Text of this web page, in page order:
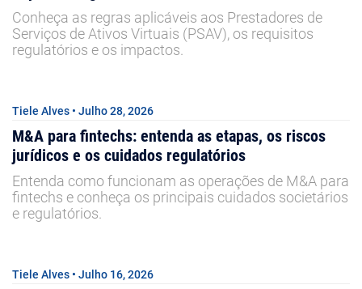
Conheça as regras aplicáveis aos Prestadores de
Serviços de Ativos Virtuais (PSAV), os requisitos
regulatórios e os impactos.
Tiele Alves • Julho 28, 2026
M&A para fintechs: entenda as etapas, os riscos
jurídicos e os cuidados regulatórios
Entenda como funcionam as operações de M&A para
fintechs e conheça os principais cuidados societários
e regulatórios.
Tiele Alves • Julho 16, 2026